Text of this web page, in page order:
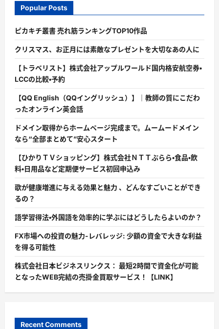
Popular Posts
ピカキチ叢書 売れ筋ランキングTOP10作品
クリスマス、お正月には素敵なプレゼントを大切なあの人に
【トラベリスト】株式会社アップルワールド国内格安航空券・
LCCの比較・予約
【QQ English（QQイングリッシュ）】｜教師の質にこだわ
ったオンライン英会話
ドメイン取得からホームページ完成まで。ムームードメイン
なら“全部まとめて”安心スタート
【ひかりＴＶショッピング】株式会社ＮＴＴぷらら・食品・飲
料・日用品など定期便サービス初回申込み
歌が健康増進に与える効果と魅力 、どんなすごいことができ
るの？
語学習得法・外国語を効率的に学ぶにはどうしたらよいのか？
FX市場への投資の魅力-レバレッジ: 少額の資金で大きな利益
を得る可能性
株式会社日本ビジネスリンクス： 最短2時間で資金化が可能
となったWEB完結の売掛金買取サービス！【LINK】
Recent Comments